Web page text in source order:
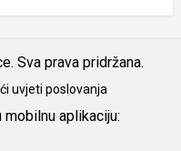
Sva prava pridržana.
uvjeti poslovanja
aplikaciju: